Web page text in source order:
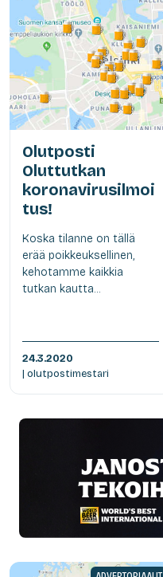
Olutposti
Oluttutkan
koronavirusilmoi
tus!
Koska tilanne on tällä
erää poikkeuksellinen,
kehotamme kaikkia
tutkan kautta...
24.3.2020
| olutpostimestari